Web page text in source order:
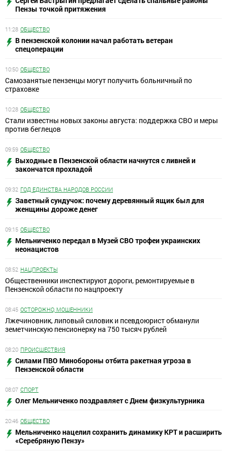
Пензы точкой притяжения
11:28 ОБЩЕСТВО
В пензенской колонии начал работать ветеран
спецоперации
10:50 ОБЩЕСТВО
Самозанятые пензенцы могут получить больничный по
страховке
10:28 ОБЩЕСТВО
Стали известны новых законы августа: поддержка СВО и меры
против беглецов
09:59 ОБЩЕСТВО
Выходные в Пензенской области начнутся с ливней и
закончатся прохладой
09:32 ГОД ЕДИНСТВА НАРОДОВ РОССИИ
Заветный сундучок: почему деревянный ящик был для
женщины дороже денег
09:15 ОБЩЕСТВО
Мельниченко передал в Музей СВО трофеи украинских
неонацистов
08:52 НАЦПРОЕКТЫ
Общественники инспектируют дороги, ремонтируемые в
Пензенской области по нацпроекту
08:45 ОСТОРОЖНО, МОШЕННИКИ
Лжечиновник, липовый силовик и псевдоюрист обманули
земетчинскую пенсионерку на 750 тысяч рублей
08:20 ПРОИСШЕСТВИЯ
Силами ПВО Минобороны отбита ракетная угроза в
Пензенской области
08:07 СПОРТ
Олег Мельниченко поздравляет с Днем физкультурника
20:46 ОБЩЕСТВО
Мельниченко нацелил сохранить динамику КРТ и расширить
«Серебряную Пензу»